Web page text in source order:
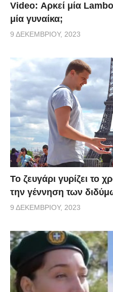
Video: Αρκεί μία
μία γυναίκα;
9 ΔΕΚΕΜΒΡΊΟΥ, 2023
Το ζευγάρι γυρίζει το
την γέννηση των
9 ΔΕΚΕΜΒΡΊΟΥ, 2023